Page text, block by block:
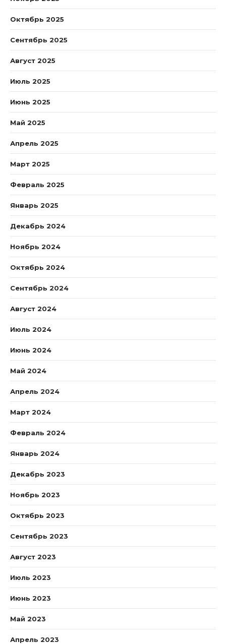
Октябрь 2025
Сентябрь 2025
Август 2025
Июль 2025
Июнь 2025
Май 2025
Апрель 2025
Март 2025
Февраль 2025
Январь 2025
Декабрь 2024
Ноябрь 2024
Октябрь 2024
Сентябрь 2024
Август 2024
Июль 2024
Июнь 2024
Май 2024
Апрель 2024
Март 2024
Февраль 2024
Январь 2024
Декабрь 2023
Ноябрь 2023
Октябрь 2023
Сентябрь 2023
Август 2023
Июль 2023
Июнь 2023
Май 2023
Апрель 2023